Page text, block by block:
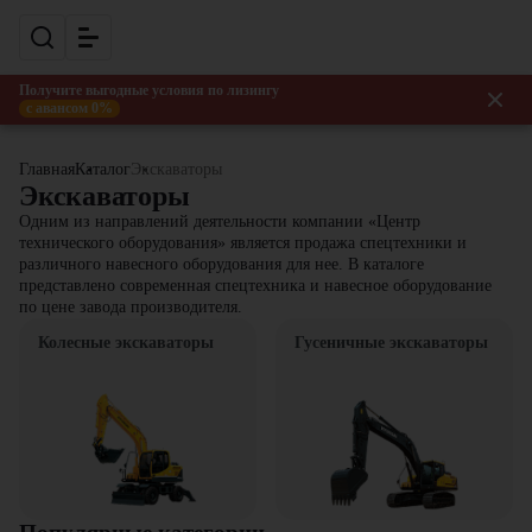
Получите выгодные условия по лизингу
с авансом 0%
Главная Каталог Экскаваторы
Экскаваторы
Одним из направлений деятельности компании «Центр
технического оборудования» является продажа спецтехники и
различного навесного оборудования для нее. В каталоге
представлено современная спецтехника и навесное оборудование
по цене завода производителя.
Колесные экскаваторы
Гусеничные экскаваторы